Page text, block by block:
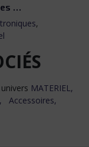
…
,
MATERIEL,
Accessoires,